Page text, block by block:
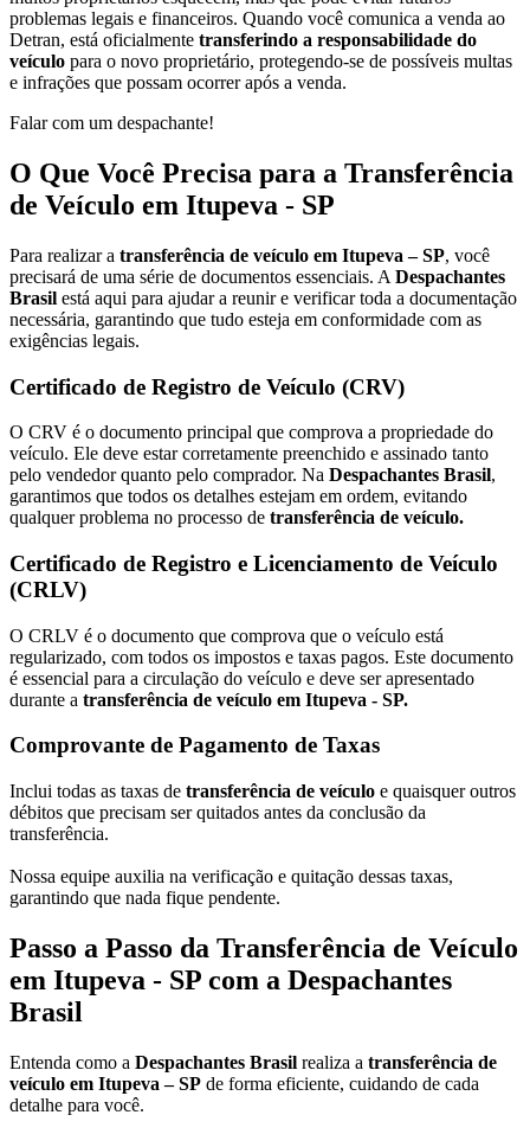
problemas legais e financeiros. Quando você comunica a venda ao
Detran, está oficialmente transferindo a responsabilidade do
veículo para o novo proprietário, protegendo-se de possíveis multas
e infrações que possam ocorrer após a venda.
Falar com um despachante!
O Que Você Precisa para a Transferência
de Veículo em Itupeva - SP
Para realizar a transferência de veículo em Itupeva – SP, você
precisará de uma série de documentos essenciais. A Despachantes
Brasil está aqui para ajudar a reunir e verificar toda a documentação
necessária, garantindo que tudo esteja em conformidade com as
exigências legais.
Certificado de Registro de Veículo (CRV)
O CRV é o documento principal que comprova a propriedade do
veículo. Ele deve estar corretamente preenchido e assinado tanto
pelo vendedor quanto pelo comprador. Na Despachantes Brasil,
garantimos que todos os detalhes estejam em ordem, evitando
qualquer problema no processo de transferência de veículo.
Certificado de Registro e Licenciamento de Veículo
(CRLV)
O CRLV é o documento que comprova que o veículo está
regularizado, com todos os impostos e taxas pagos. Este documento
é essencial para a circulação do veículo e deve ser apresentado
durante a transferência de veículo em Itupeva - SP.
Comprovante de Pagamento de Taxas
Inclui todas as taxas de transferência de veículo e quaisquer outros
débitos que precisam ser quitados antes da conclusão da
transferência.
Nossa equipe auxilia na verificação e quitação dessas taxas,
garantindo que nada fique pendente.
Passo a Passo da Transferência de Veículo
em Itupeva - SP com a Despachantes
Brasil
Entenda como a Despachantes Brasil realiza a transferência de
veículo em Itupeva – SP de forma eficiente, cuidando de cada
detalhe para você.